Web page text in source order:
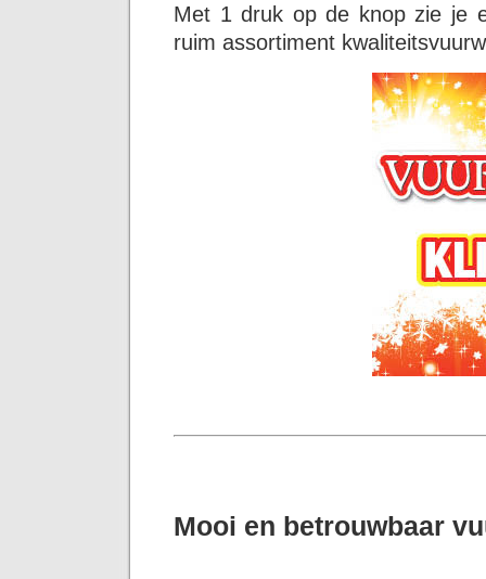
Met 1 druk op de knop zie je
ruim assortiment
Mooi en betrouwbaar